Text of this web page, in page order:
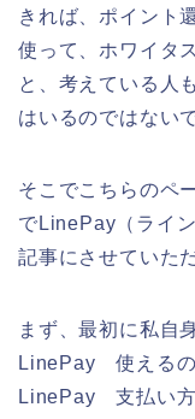
きれば、ポイント
使って、ホワイタ
と、考えている人
はいるのではない
そこでこちらのペ
でLinePay（ライ
記事にさせていた
まず、最初に私自
LinePay 使えるの
LinePay 支払い